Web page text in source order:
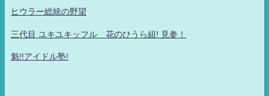
ヒウラー総統の野望
三代目 ユキユキッフル 花のひうら組! 見参！
魁!!アイドル塾!